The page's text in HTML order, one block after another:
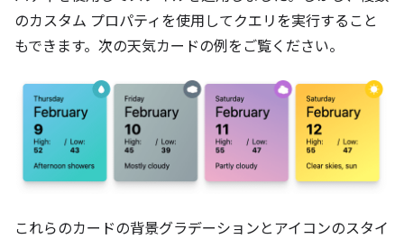
のカスタム プロパティを使用してクエリを実行すること
もできます。次の天気カードの例をご覧ください。
これらのカードの背景グラデーションとアイコンのスタイ